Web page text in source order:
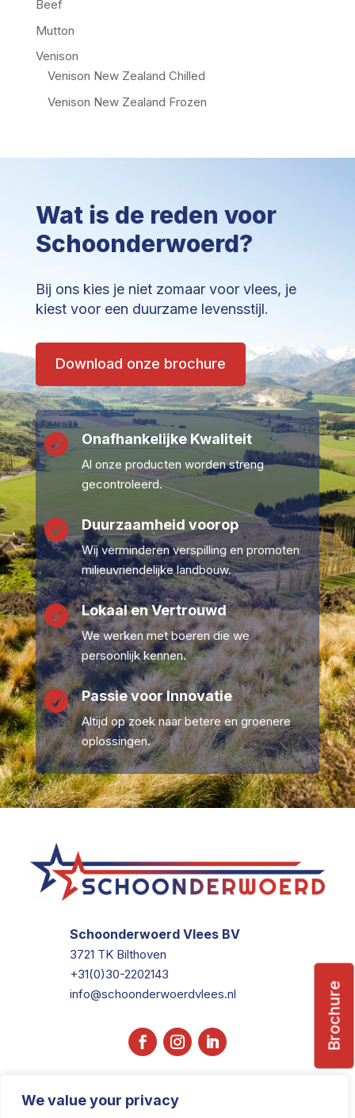
We value your privacy
Beef
Mutton
Venison
Venison New Zealand Chilled
Venison New Zealand Frozen
Wat is de reden voor
Schoonderwoerd?
Bij ons kies je niet zomaar voor vlees, je
kiest voor een duurzame levensstijl.
Download onze brochure
 Onafhankelijke Kwaliteit
Al onze producten worden streng
gecontroleerd.
 Duurzaamheid voorop
Wij verminderen verspilling en promoten
milieuvriendelijke landbouw.
 Lokaal en Vertrouwd
We werken met boeren die we
persoonlijk kennen.
 Passie voor Innovatie
Altijd op zoek naar betere en groenere
oplossingen.
Schoonderwoerd Vlees BV
3721 TK Bilthoven
+31(0)30-2202143
info@schoonderwoerdvlees.nl
Brochure